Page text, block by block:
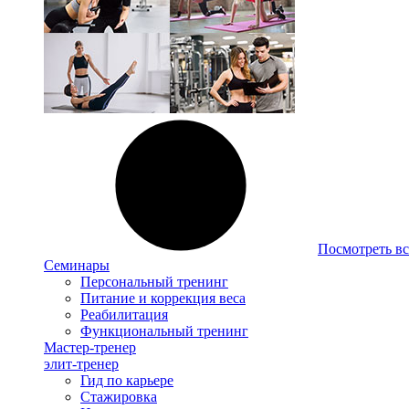
Посмотреть
Семинары
Персональный тренинг
Питание и коррекция веса
Реабилитация
Функциональный тренинг
Мастер-тренер
элит-тренер
Гид по карьере
Стажировка